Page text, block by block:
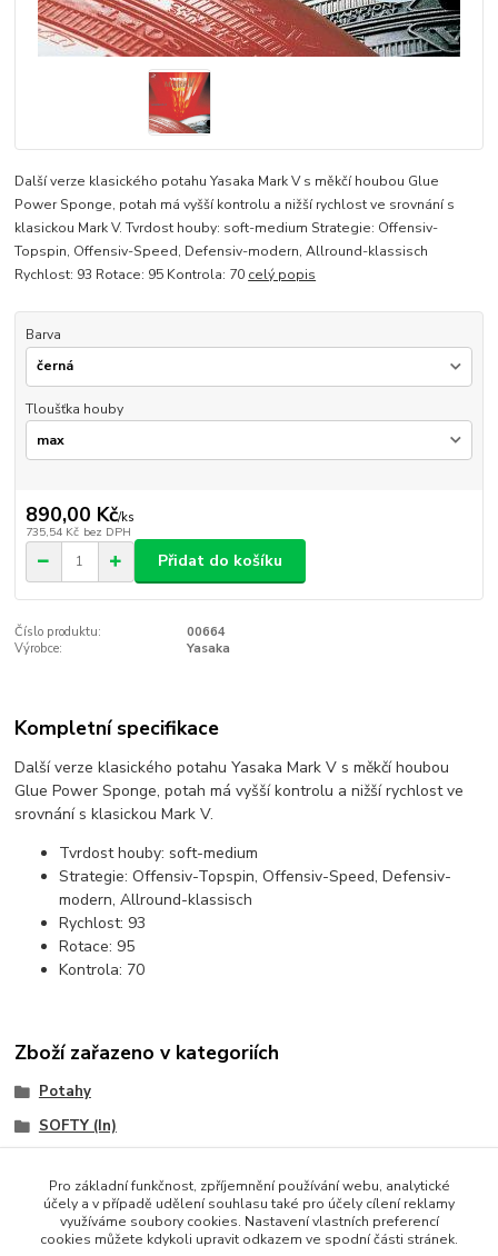
Další verze klasického potahu Yasaka Mark V s měkčí houbou Glue
Power Sponge, potah má vyšší kontrolu a nižší rychlost ve srovnání s
klasickou Mark V. Tvrdost houby: soft-medium Strategie: Offensiv-
Topspin, Offensiv-Speed, Defensiv-modern, Allround-klassisch
Rychlost: 93 Rotace: 95 Kontrola: 70 celý popis
Barva
Tloušťka houby
890,00 Kč/ks
735,54 Kč bez DPH
Přidat do košíku
Číslo produktu:
00664
Výrobce:
Yasaka
Kompletní specifikace
Další verze klasického potahu Yasaka Mark V s měkčí houbou
Glue Power Sponge, potah má vyšší kontrolu a nižší rychlost ve
srovnání s klasickou Mark V.
Tvrdost houby: soft-medium
Strategie:Offensiv-Topspin, Offensiv-Speed, Defensiv-
modern, Allround-klassisch
Rychlost: 93
Rotace: 95
Kontrola: 70
Zboží zařazeno v kategoriích
Potahy
SOFTY (In)
Pro základní funkčnost, zpříjemnění používání webu, analytické
účely a v případě udělení souhlasu také pro účely cílení reklamy
využíváme soubory cookies. Nastavení vlastních preferencí
cookies můžete kdykoli upravit odkazem ve spodní části stránek.